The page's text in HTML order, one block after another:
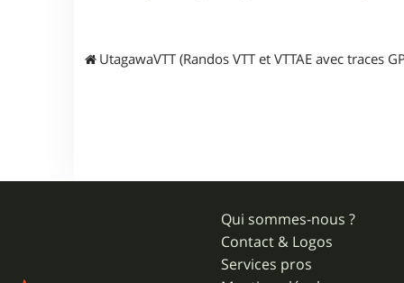
UtagawaVTT (Randos VTT et VTTAE avec traces
Qui sommes-nous ?
Contact & Logos
Services pros